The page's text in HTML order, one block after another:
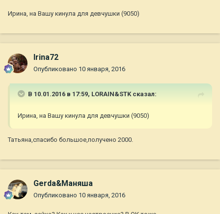
Ирина, на Вашу кинула для девчушки (9050)
Irina72
Опубликовано 10 января, 2016
В 10.01.2016 в 17:59, LORAIN&STKсказал:
Ирина, на Вашу кинула для девчушки (9050)
Татьяна,спасибо большое,получено 2000.
Gerda&Маняша
Опубликовано 10 января, 2016